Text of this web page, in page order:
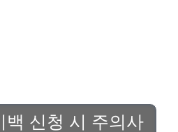
백 신청 시 주의사